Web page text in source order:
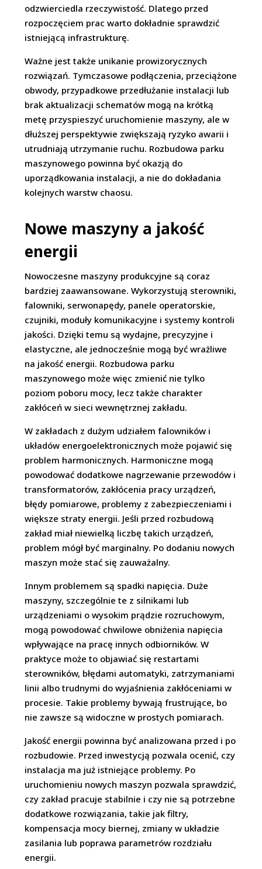
odzwierciedla rzeczywistość. Dlatego przed
rozpoczęciem prac warto dokładnie sprawdzić
istniejącą infrastrukturę.
Ważne jest także unikanie prowizorycznych
rozwiązań. Tymczasowe podłączenia, przeciążone
obwody, przypadkowe przedłużanie instalacji lub
brak aktualizacji schematów mogą na krótką
metę przyspieszyć uruchomienie maszyny, ale w
dłuższej perspektywie zwiększają ryzyko awarii i
utrudniają utrzymanie ruchu. Rozbudowa parku
maszynowego powinna być okazją do
uporządkowania instalacji, a nie do dokładania
kolejnych warstw chaosu.
Nowe maszyny a jakość
energii
Nowoczesne maszyny produkcyjne są coraz
bardziej zaawansowane. Wykorzystują sterowniki,
falowniki, serwonapędy, panele operatorskie,
czujniki, moduły komunikacyjne i systemy kontroli
jakości. Dzięki temu są wydajne, precyzyjne i
elastyczne, ale jednocześnie mogą być wrażliwe
na jakość energii. Rozbudowa parku
maszynowego może więc zmienić nie tylko
poziom poboru mocy, lecz także charakter
zakłóceń w sieci wewnętrznej zakładu.
W zakładach z dużym udziałem falowników i
układów energoelektronicznych może pojawić się
problem harmonicznych. Harmoniczne mogą
powodować dodatkowe nagrzewanie przewodów i
transformatorów, zakłócenia pracy urządzeń,
błędy pomiarowe, problemy z zabezpieczeniami i
większe straty energii. Jeśli przed rozbudową
zakład miał niewielką liczbę takich urządzeń,
problem mógł być marginalny. Po dodaniu nowych
maszyn może stać się zauważalny.
Innym problemem są spadki napięcia. Duże
maszyny, szczególnie te z silnikami lub
urządzeniami o wysokim prądzie rozruchowym,
mogą powodować chwilowe obniżenia napięcia
wpływające na pracę innych odbiorników. W
praktyce może to objawiać się restartami
sterowników, błędami automatyki, zatrzymaniami
linii albo trudnymi do wyjaśnienia zakłóceniami w
procesie. Takie problemy bywają frustrujące, bo
nie zawsze są widoczne w prostych pomiarach.
Jakość energii powinna być analizowana przed i po
rozbudowie. Przed inwestycją pozwala ocenić, czy
instalacja ma już istniejące problemy. Po
uruchomieniu nowych maszyn pozwala sprawdzić,
czy zakład pracuje stabilnie i czy nie są potrzebne
dodatkowe rozwiązania, takie jak filtry,
kompensacja mocy biernej, zmiany w układzie
zasilania lub poprawa parametrów rozdziału
energii.